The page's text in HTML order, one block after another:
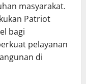
masyarakat.
Patriot
bagi
pelayanan
di